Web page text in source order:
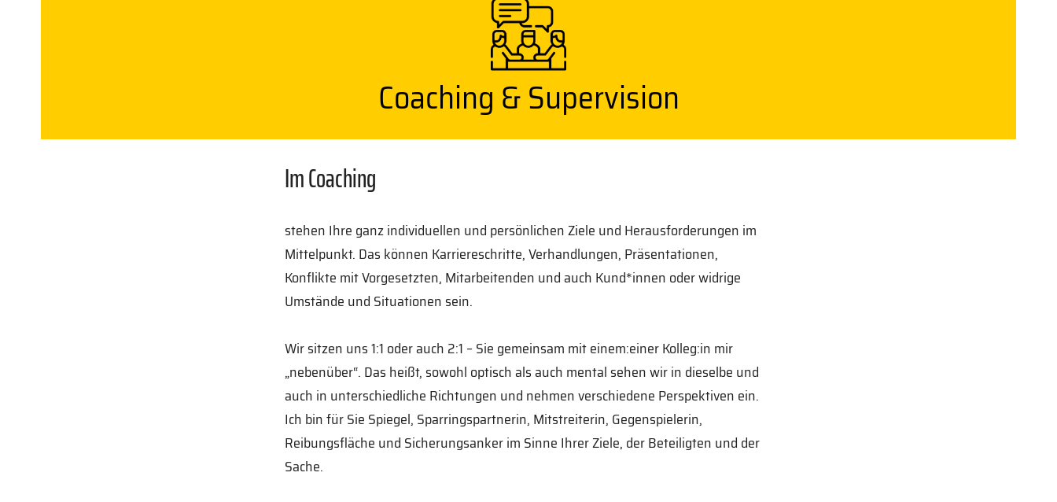
Coaching & Supervision
Im Coaching
stehen Ihre ganz individuellen und persönlichen Ziele und Herausforderungen im
Mittelpunkt. Das können Karriereschritte, Verhandlungen, Präsentationen,
Konflikte mit Vorgesetzten, Mitarbeitenden und auch Kund*innen oder widrige
Umstände und Situationen sein.
Wir sitzen uns 1:1 oder auch 2:1 – Sie gemeinsam mit einem:einer Kolleg:in mir
„nebenüber“. Das heißt, sowohl optisch als auch mental sehen wir in dieselbe und
auch in unterschiedliche Richtungen und nehmen verschiedene Perspektiven ein.
Ich bin für Sie Spiegel, Sparringspartnerin, Mitstreiterin, Gegenspielerin,
Reibungsfläche und Sicherungsanker im Sinne Ihrer Ziele, der Beteiligten und der
Sache.